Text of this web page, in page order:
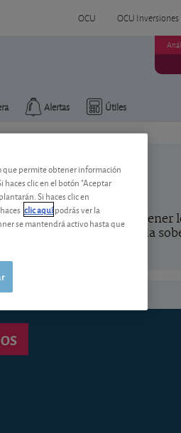
OCU OCU Inversiones
Útiles
Alertas
permite mantener
emisiones de deuda
que permite obtener información
clic en el botón "Aceptar
Si haces clic en
clic aquípodrás ver la
se mantendrá activo hasta que